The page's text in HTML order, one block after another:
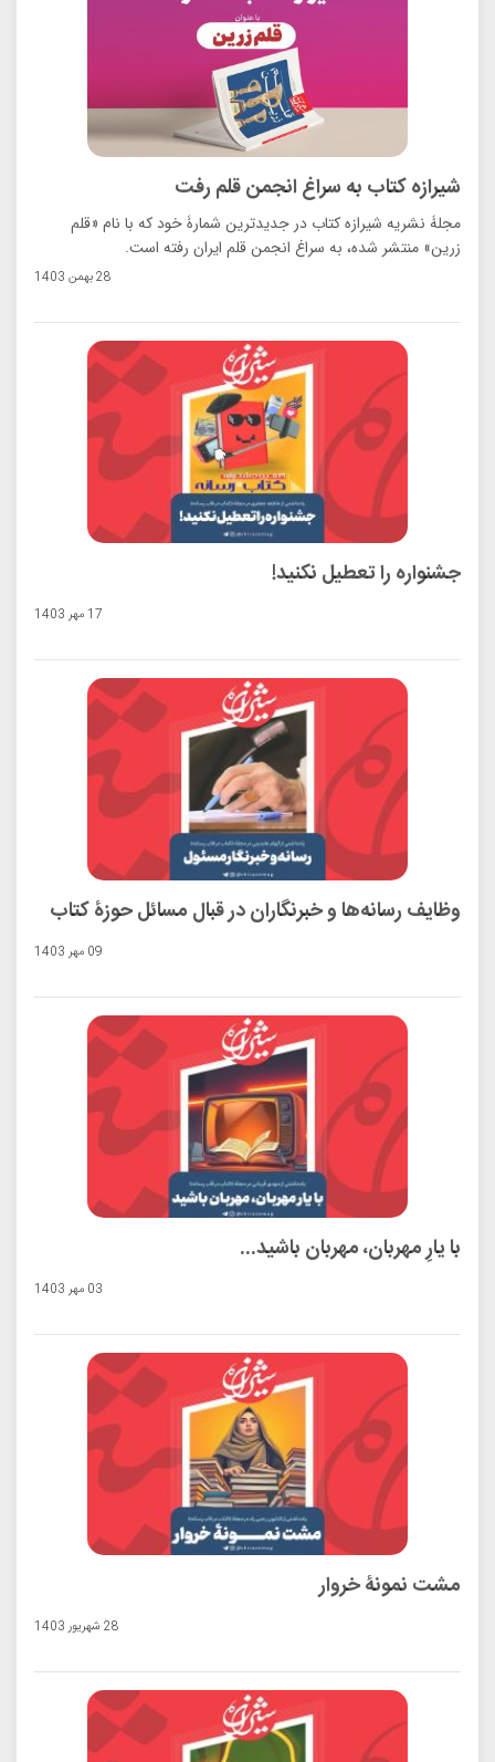
شیرازه کتاب به سراغ انجمن قلم رفت
مجلۀ نشریه شیرازه کتاب در جدیدترین شمارۀ خود که با نام «قلم
زرین» منتشر شده، به سراغ انجمن قلم ایران رفته است.
28 بهمن 1403
جشنواره را تعطیل نکنید!
17 مهر 1403
وظایف رسانه‌ها و خبرنگاران در قبال مسائل حوزۀ کتاب
09 مهر 1403
با یارِ مهربان، مهربان باشید...
03 مهر 1403
مشت نمونۀ خروار
28 شهريور 1403